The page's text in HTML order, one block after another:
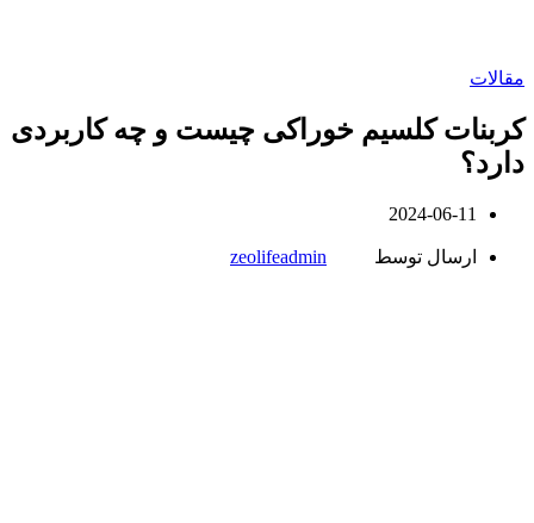
مقالات
کربنات کلسیم خوراکی چیست و چه کاربردی
دارد؟
2024-06-11
ارسال توسط zeolifeadmin